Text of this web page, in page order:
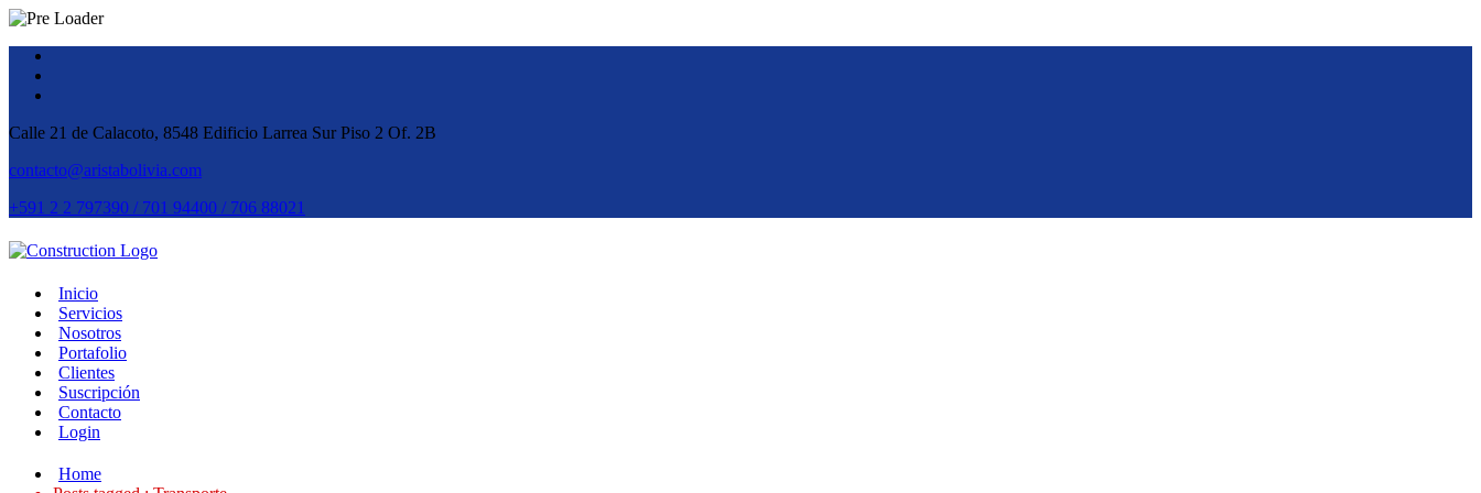
Calle 21 de Calacoto, 8548 Edificio Larrea Sur Piso 2 Of. 2B
contacto@aristabolivia.com
+591 2 2 797390 / 701 94400 / 706 88021
Inicio
Servicios
Nosotros
Portafolio
Clientes
Suscripción
Contacto
Login
Home